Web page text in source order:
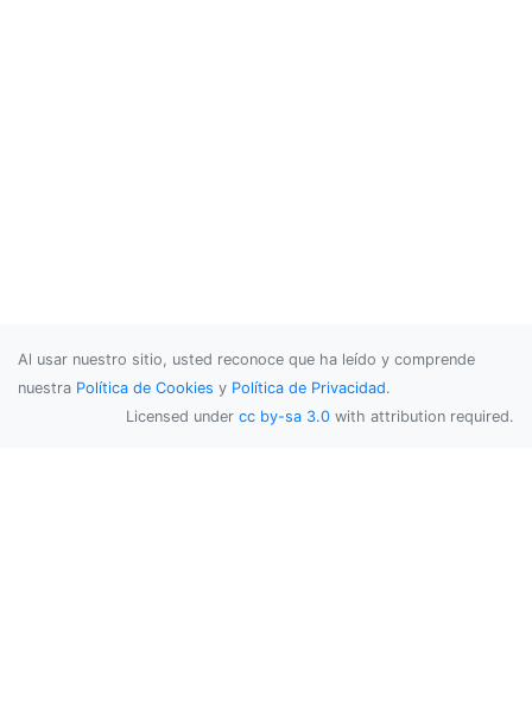
Al usar nuestro sitio, usted reconoce que ha leído y comprende
nuestra Política de Cookies y Política de Privacidad.
Licensed under cc by-sa 3.0 with attribution required.